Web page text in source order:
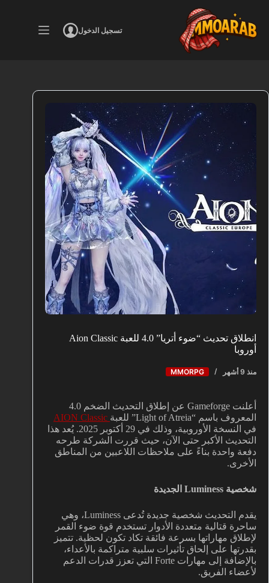
المحتوى
تسجيل الدخول
انطلاق تحديث “ضوء أتريا” 4.0 للعبة Aion Classic
أوروبا
منذ 9 أشهر MMORPG
أعلنت Gameforge عن إطلاق التحديث الضخم 4.0
المعروف باسم “Light of Atreia” للعبة
في النسخة الأوروبية، وذلك في 29 أكتوبر 2025. يُعد هذا
التحديث الأكبر حتى الآن، حيث قررت الشركة طرحه
دفعة واحدة بناءً على ملاحظات اللاعبين من المناطق
الأخرى.
شخصية Luminess الجديدة
يقدم التحديث شخصية جديدة تُدعى Luminess، وهي
ساحرة قتالية متعددة الأدوار تستخدم قوة ضوء القمر
لإطلاق مهاراتها بسرعة فائقة تكاد تكون لحظية. تتميز
بقدرتها على إلحاق تأثيرات سلبية متراكمة بالأعداء،
بالإضافة إلى مهارات Forte التي تعزز قدرات الدعم
لأعضاء الفريق.